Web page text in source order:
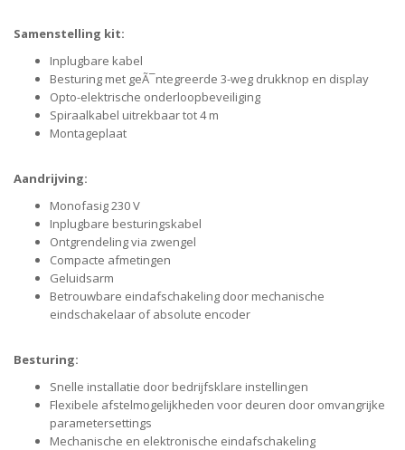
Samenstelling kit:
Inplugbare kabel
Besturing met geÃ¯ntegreerde 3-weg drukknop en display
Opto-elektrische onderloopbeveiliging
Spiraalkabel uitrekbaar tot 4 m
Montageplaat
Aandrijving:
Monofasig 230 V
Inplugbare besturingskabel
Ontgrendeling via zwengel
Compacte afmetingen
Geluidsarm
Betrouwbare eindafschakeling door mechanische
eindschakelaar of absolute encoder
Besturing:
Snelle installatie door bedrijfsklare instellingen
Flexibele afstelmogelijkheden voor deuren door omvangrijke
parametersettings
Mechanische en elektronische eindafschakeling